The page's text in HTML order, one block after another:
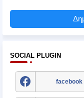
SOCIAL PLUGIN
facebook